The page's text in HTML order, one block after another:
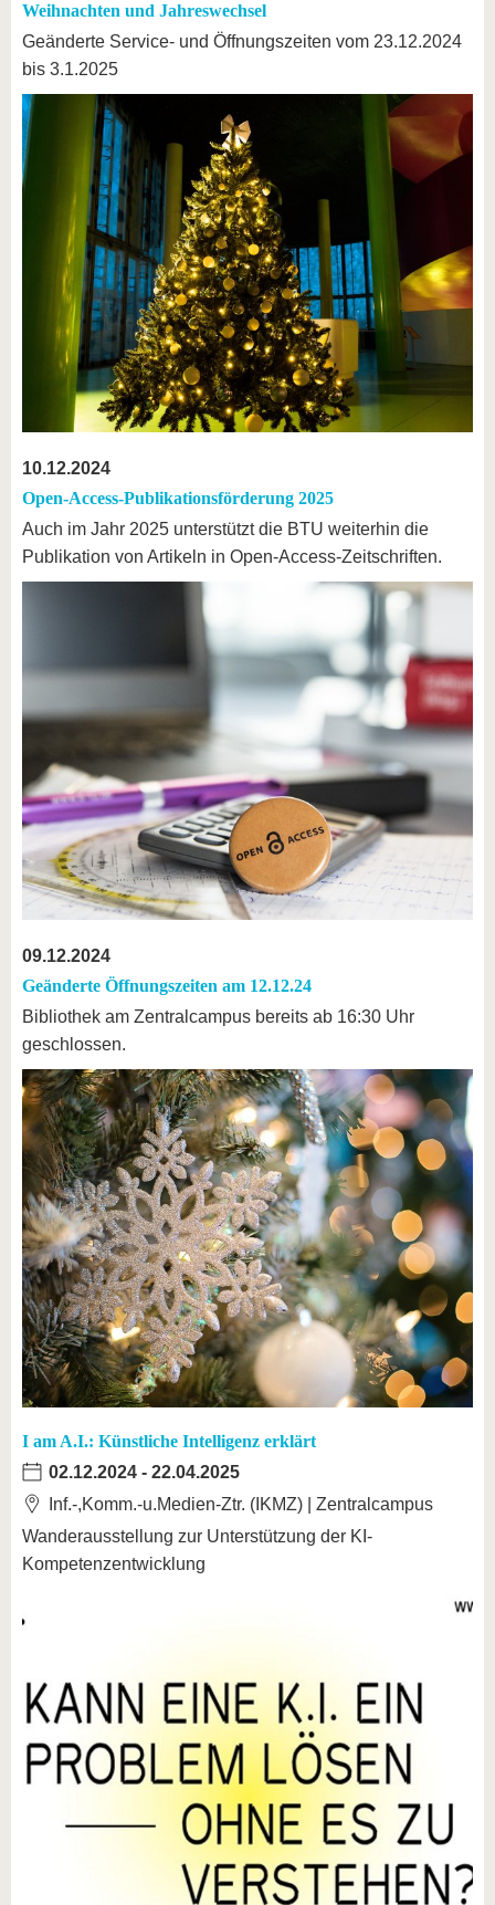
Weihnachten und Jahreswechsel
Geänderte Service- und Öffnungszeiten vom 23.12.2024
bis 3.1.2025
10.12.2024
Open-Access-Publikationsförderung 2025
Auch im Jahr 2025 unterstützt die BTU weiterhin die
Publikation von Artikeln in Open-Access-Zeitschriften.
09.12.2024
Geänderte Öffnungszeiten am 12.12.24
Bibliothek am Zentralcampus bereits ab 16:30 Uhr
geschlossen.
I am A.I.: Künstliche Intelligenz erklärt
02.12.2024 - 22.04.2025
Inf.-,Komm.-u.Medien-Ztr. (IKMZ) | Zentralcampus
Wanderausstellung zur Unterstützung der KI-
Kompetenzentwicklung